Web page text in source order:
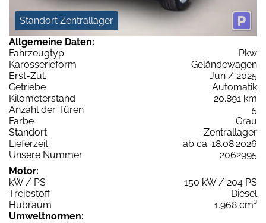
Standort Zentrallager
Allgemeine Daten:
Fahrzeugtyp
Pkw
Karosserieform
Geländewagen
Erst-Zul.
Jun / 2025
Getriebe
Automatik
Kilometerstand
20.891 km
Anzahl der Türen
5
Farbe
Grau
Standort
Zentrallager
Lieferzeit
ab ca. 18.08.2026
Unsere Nummer
2062995
Motor:
kW / PS
150 kW / 204 PS
Treibstoff
Diesel
Hubraum
1.968 cm³
Umweltnormen: